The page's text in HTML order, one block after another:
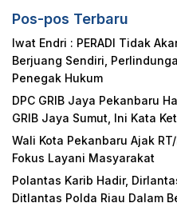
Pos-pos Terbaru
Iwat Endri : PERADI Tidak
Berjuang Sendiri,
Penegak Hukum
DPC GRIB Jaya Pekanbaru
GRIB Jaya Sumut, Ini Kata
Wali Kota Pekanbaru Ajak
Fokus Layani Masyarakat
Polantas Karib Hadir,
Ditlantas Polda Riau Dalam